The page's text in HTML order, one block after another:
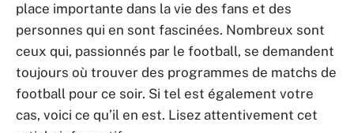
place importante dans la vie des fans et des
personnes qui en sont fascinées. Nombreux sont
ceux qui, passionnés par le football, se demandent
toujours où trouver des programmes de matchs de
football pour ce soir. Si tel est également votre
cas, voici ce qu’il en est. Lisez attentivement cet